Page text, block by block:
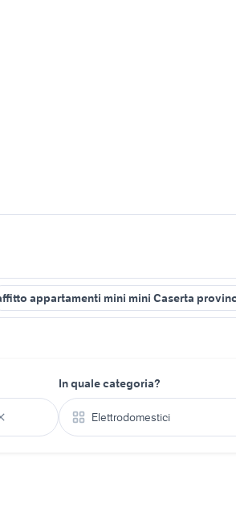
appartamenti mini mini Caserta
In quale categoria?
Elettrodomestici